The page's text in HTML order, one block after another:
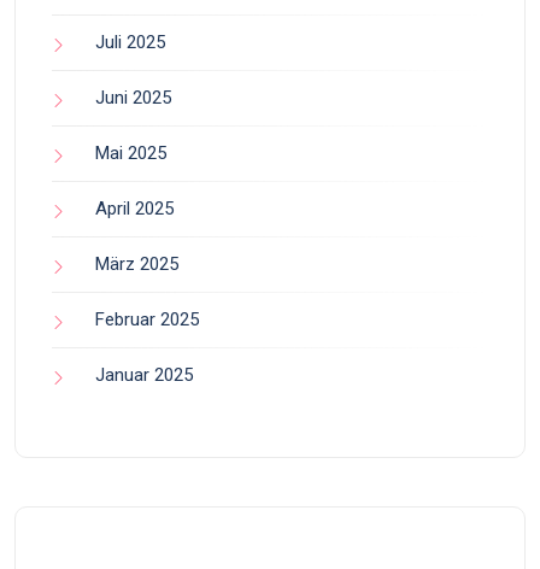
Juli 2025
Juni 2025
Mai 2025
April 2025
März 2025
Februar 2025
Januar 2025